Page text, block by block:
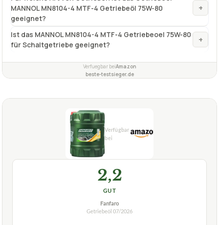
MANNOL MN8104-4 MTF-4 Getriebeöl 75W-80
geeignet?
+
Ist das MANNOL MN8104-4 MTF-4 Getriebeoel 75W-80
für Schaltgetriebe geeignet?
+
Verfuegbar beiAmazon
beste-testsieger.de
2,2
GUT
Fanfaro
Getriebeöl 07/2026